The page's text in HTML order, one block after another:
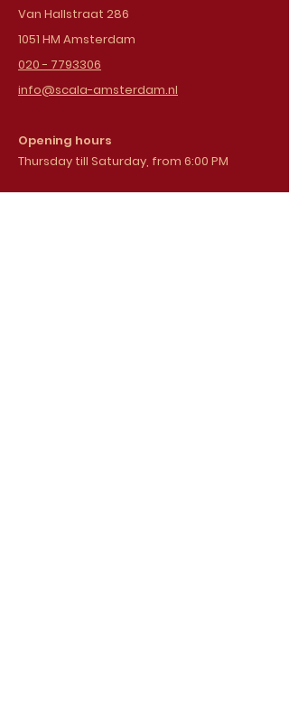
Van Hallstraat 286
1051 HM Amsterdam
020 - 7793306
info@scala-amsterdam.nl
Opening hours
Thursday till Saturday, from 6:00 PM